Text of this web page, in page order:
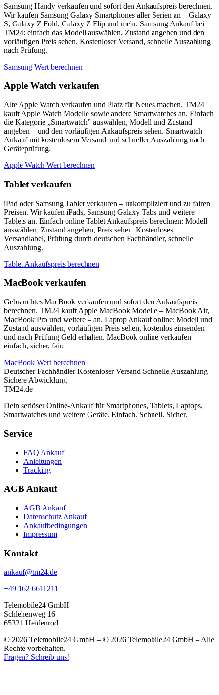
Samsung Handy verkaufen und sofort den Ankaufspreis berechnen.
Wir kaufen Samsung Galaxy Smartphones aller Serien an – Galaxy
S, Galaxy Z Fold, Galaxy Z Flip und mehr. Samsung Ankauf bei
TM24: einfach das Modell auswählen, Zustand angeben und den
vorläufigen Preis sehen. Kostenloser Versand, schnelle Auszahlung
nach Prüfung.
Samsung Wert berechnen
Apple Watch verkaufen
Alte Apple Watch verkaufen und Platz für Neues machen. TM24
kauft Apple Watch Modelle sowie andere Smartwatches an. Einfach
die Kategorie „Smartwatch” auswählen, Modell und Zustand
angeben – und den vorläufigen Ankaufspreis sehen. Smartwatch
Ankauf mit kostenlosem Versand und schneller Auszahlung nach
Geräteprüfung.
Apple Watch Wert berechnen
Tablet verkaufen
iPad oder Samsung Tablet verkaufen – unkompliziert und zu fairen
Preisen. Wir kaufen iPads, Samsung Galaxy Tabs und weitere
Tablets an. Einfach online Tablet Ankaufspreis berechnen: Modell
auswählen, Zustand angeben, Preis sehen. Kostenloses
Versandlabel, Prüfung durch deutschen Fachhändler, schnelle
Auszahlung.
Tablet Ankaufspreis berechnen
MacBook verkaufen
Gebrauchtes MacBook verkaufen und sofort den Ankaufspreis
berechnen. TM24 kauft Apple MacBook Modelle – MacBook Air,
MacBook Pro und weitere – an. Laptop Ankauf online: Modell und
Zustand auswählen, vorläufigen Preis sehen, kostenlos einsenden
und nach Prüfung Geld erhalten. MacBook online verkaufen –
einfach, sicher, fair.
MacBook Wert berechnen
Deutscher Fachhändler Kostenloser Versand Schnelle Auszahlung
Sichere Abwicklung
TM24.de
Dein seriöser Online-Ankauf für Smartphones, Tablets, Laptops,
Smartwatches und weitere Geräte. Einfach. Schnell. Sicher.
Service
FAQ Ankauf
Anleitungen
Tracking
AGB Ankauf
AGB Ankauf
Datenschutz Ankauf
Ankaufbedingungen
Impressum
Kontakt
ankauf@tm24.de
+49 162 6611211
Telemobile24 GmbH
Schlehenweg 16
65321 Heidenrod
© 2026 Telemobile24 GmbH – © 2026 Telemobile24 GmbH – Alle
Rechte vorbehalten.
Fragen? Schreib uns!